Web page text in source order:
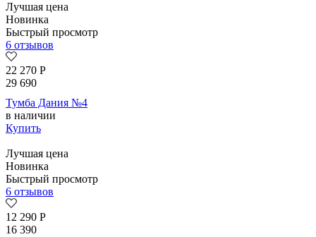
Лучшая цена
Новинка
Быстрый просмотр
6 отзывов
22 270 Р
29 690
Тумба Дания №4
в наличии
Купить
Лучшая цена
Новинка
Быстрый просмотр
6 отзывов
12 290 Р
16 390